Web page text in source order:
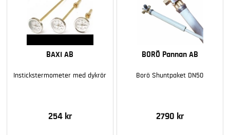
BAXI AB
Instickstermometer med dykrör
254 kr
BORÖ Pannan AB
Borö Shuntpaket DN50
2790 kr